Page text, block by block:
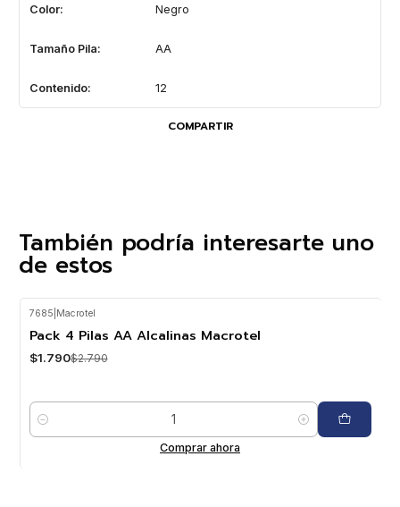
Color: Negro
Tamaño Pila: AA
Contenido: 12
COMPARTIR
También podría interesarte uno
de estos
7685 Macrotel
Pack 4 Pilas AA Alcalinas Macrotel
$1.790$2.790
Cantidad
Comprar ahora